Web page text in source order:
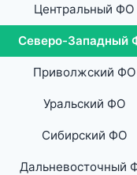
Центральный ФО
Северо-Западный
Приволжский ФО
Уральский ФО
Сибирский ФО
Дальневосточный